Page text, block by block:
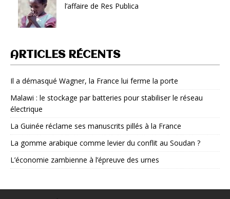
l’affaire de Res Publica
ARTICLES RÉCENTS
Il a démasqué Wagner, la France lui ferme la porte
Malawi : le stockage par batteries pour stabiliser le réseau
électrique
La Guinée réclame ses manuscrits pillés à la France
La gomme arabique comme levier du conflit au Soudan ?
L’économie zambienne à l’épreuve des urnes